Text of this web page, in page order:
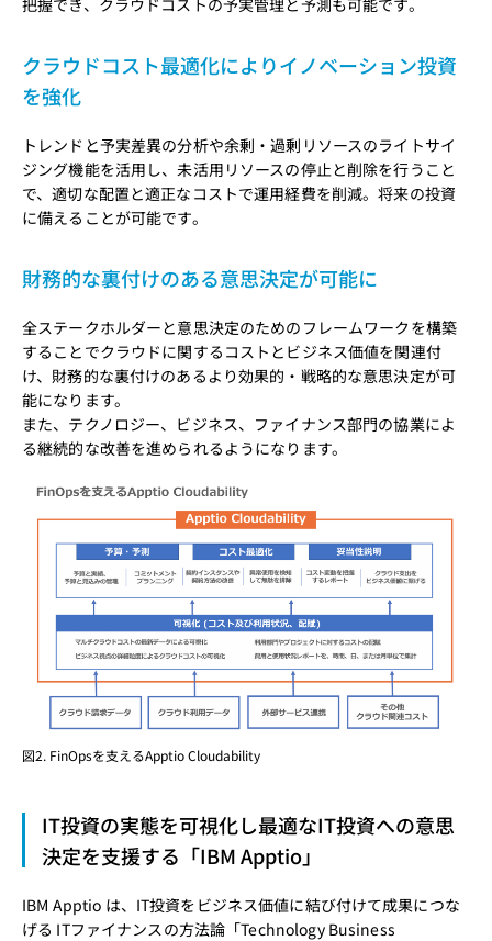
クラウドコスト最適化によりイノベーション投資
を強化
トレンドと予実差異の分析や余剰・過剰リソースのライトサイ
ジング機能を活用し、未活用リソースの停止と削除を行うこと
で、適切な配置と適正なコストで運用経費を削減。将来の投資
に備えることが可能です。
財務的な裏付けのある意思決定が可能に
全ステークホルダーと意思決定のためのフレームワークを構築
することでクラウドに関するコストとビジネス価値を関連付
け、財務的な裏付けのあるより効果的・戦略的な意思決定が可
能になります。
また、テクノロジー、ビジネス、ファイナンス部門の協業によ
る継続的な改善を進められるようになります。
図2. FinOpsを支えるApptio Cloudability
IT投資の実態を可視化し最適なIT投資への意思
決定を支援する「IBM Apptio」
IBM Apptio は、IT投資をビジネス価値に結び付けて成果につな
げる ITファイナンスの方法論「Technology Business